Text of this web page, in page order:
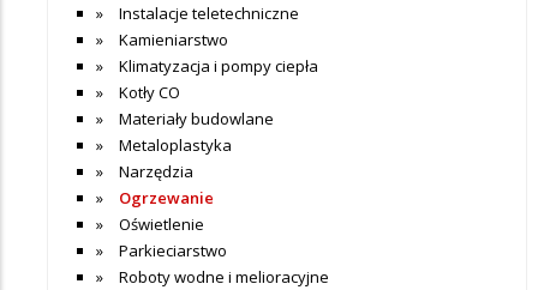
Instalacje teletechniczne
Kamieniarstwo
Klimatyzacja i pompy ciepła
Kotły CO
Materiały budowlane
Metaloplastyka
Narzędzia
Ogrzewanie
Oświetlenie
Parkieciarstwo
Roboty wodne i melioracyjne